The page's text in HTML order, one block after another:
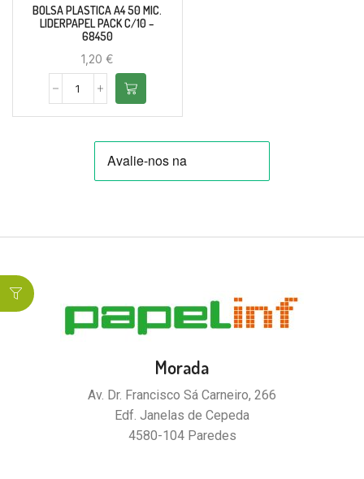
BOLSA PLASTICA A4 50 MIC.
LIDERPAPEL PACK C/10 –
68450
1,20 €
Morada
Av. Dr. Francisco Sá Carneiro, 266
Edf. Janelas de Cepeda
4580-104 Paredes